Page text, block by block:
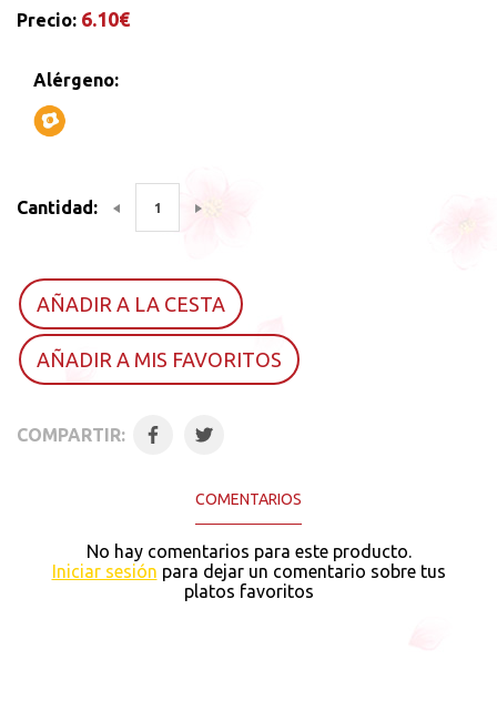
Precio: 6.10€
Alérgeno:
Cantidad:
AÑADIR A LA CESTA
AÑADIR A MIS FAVORITOS
COMPARTIR:
COMENTARIOS
No hay comentarios para este producto.
Iniciar sesión para dejar un comentario sobre tus
platos favoritos